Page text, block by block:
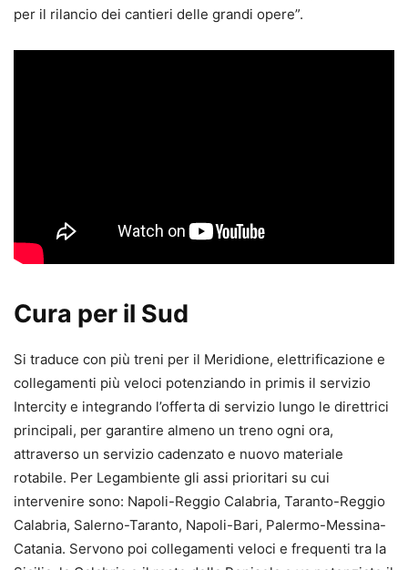
per il rilancio dei cantieri delle grandi opere”.
Cura per il Sud
Si traduce con più treni per il Meridione, elettrificazione e
collegamenti più veloci potenziando in primis il servizio
Intercity e integrando l’offerta di servizio lungo le direttrici
principali, per garantire almeno un treno ogni ora,
attraverso un servizio cadenzato e nuovo materiale
rotabile. Per Legambiente gli assi prioritari su cui
intervenire sono: Napoli-Reggio Calabria, Taranto-Reggio
Calabria, Salerno-Taranto, Napoli-Bari, Palermo-Messina-
Catania. Servono poi collegamenti veloci e frequenti tra la